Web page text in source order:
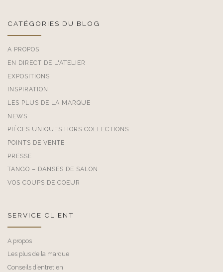
CATÉGORIES DU BLOG
A PROPOS
EN DIRECT DE L'ATELIER
EXPOSITIONS
INSPIRATION
LES PLUS DE LA MARQUE
NEWS
PIÈCES UNIQUES HORS COLLECTIONS
POINTS DE VENTE
PRESSE
TANGO – DANSES DE SALON
VOS COUPS DE COEUR
SERVICE CLIENT
A propos
Les plus de la marque
Conseils d’entretien